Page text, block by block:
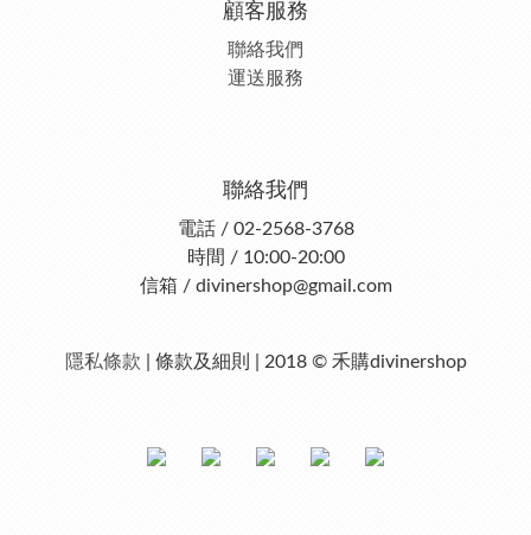
顧客服務
聯絡我們
運送服務
聯絡我們
電話 / 02-2568-3768
時間 / 10:00-20:00
信箱 / divinershop@gmail.com
隱私條款 | 條款及細則 | 2018 © 禾購divinershop